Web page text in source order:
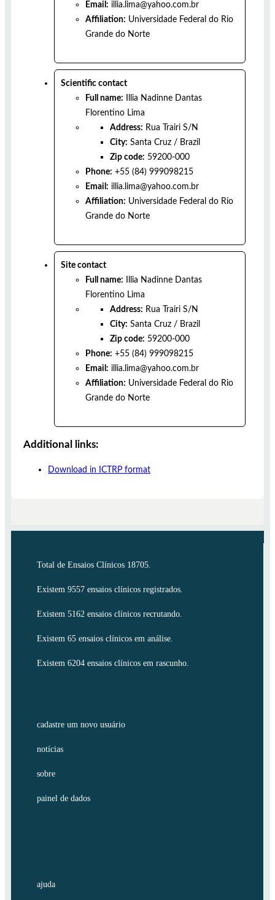
Email: illia.lima@yahoo.com.br
Affiliation: Universidade Federal do Rio
Grande do Norte
Scientific contact
Full name:
Illia Nadinne Dantas
Florentino Lima
Address: Rua Trairi S/N
City: Santa Cruz / Brazil
Zip code: 59200-000
Phone: +55 (84) 999098215
Email: illia.lima@yahoo.com.br
Affiliation: Universidade Federal do Rio
Grande do Norte
Site contact
Full name:
Illia Nadinne Dantas
Florentino Lima
Address: Rua Trairi S/N
City: Santa Cruz / Brazil
Zip code: 59200-000
Phone: +55 (84) 999098215
Email: illia.lima@yahoo.com.br
Affiliation: Universidade Federal do Rio
Grande do Norte
Additional links:
Download in ICTRP format
Total de Ensaios Clínicos 18705.
Existem 9557 ensaios clínicos registrados.
Existem 5162 ensaios clínicos recrutando.
Existem 65 ensaios clínicos em análise.
Existem 6204 ensaios clínicos em rascunho.
cadastre um novo usuário
notícias
sobre
painel de dados
ajuda